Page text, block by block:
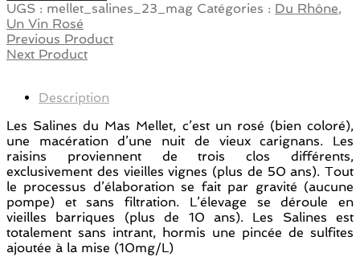
UGS : mellet_salines_23_mag Catégories : Du Rhône,
Un Vin Rosé
Previous Product
Next Product
Description
Les Salines du Mas Mellet, c’est un rosé (bien coloré),
une macération d’une nuit de vieux carignans. Les
raisins proviennent de trois clos différents,
exclusivement des vieilles vignes (plus de 50 ans). Tout
le processus d’élaboration se fait par gravité (aucune
pompe) et sans filtration. L’élevage se déroule en
vieilles barriques (plus de 10 ans). Les Salines est
totalement sans intrant, hormis une pincée de sulfites
ajoutée à la mise (10mg/L)